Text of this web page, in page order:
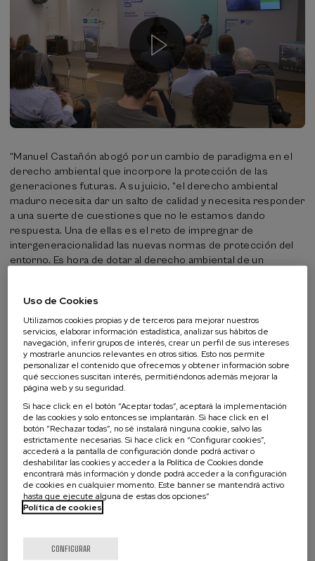
“Manuel Castañón abogó por un cambio de paradigma en el
derecho ambiental que incorpore la protección de las
generaciones futuras. A su juicio, “el derecho ambiental
maduro necesita dar un salto de calidad y necesita responder
a una suerte de cuestiones que no le estamos dando
respuesta. Una de ellas es el reto de impregnar de
intergeneracionalidad las nuevas normas de protección del
entorno. Es hora de dotar al derecho ambiental de un
“He identificado, al menos, 34 convenios internacionales y, al
menos, 14 constituciones de todo el mundo, donde
expresamente ya se reconoce en sus preámbulos, en su
articulado, a las generaciones futuras”, añadió Manuel
Castañón”
Asimismo, señaló la importancia que tiene otorgar
personalidad jurídica a las generaciones aún por nacer, lo que
dotaría al derecho ambiental de herramientas legales
eficaces para defender los derechos de las personas que
vivirán en el futuro. En este sentido, y ante la existencia de
“resistencias” en el mundo del derecho, explicó que
entidades abstractas como la naturaleza o, el caso español,
el Mar Menor, ya han sido dotadas de personalidad jurídica.
Una herramienta fundamental para llevar a cabo el cambio de
paradigma en el derecho ambiental que defiende Manuel
Uso de Cookies
Utilizamos cookies propias y de terceros para mejorar nuestros
servicios, elaborar información estadística, analizar sus hábitos de
navegación, inferir grupos de interés, crear un perfil de sus intereses
y mostrarle anuncios relevantes en otros sitios. Esto nos permite
personalizar el contenido que ofrecemos y obtener información sobre
qué secciones suscitan interés, permitiéndonos además mejorar la
página web y su seguridad.
Si hace click en el botón “Aceptar todas”, aceptará la implementación
de las cookies y solo entonces se implantarán. Si hace click en el
botón “Rechazar todas”, no sé instalará ninguna cookie, salvo las
estrictamente necesarias. Si hace click en “Configurar cookies”,
accederá a la pantalla de configuración donde podrá activar o
deshabilitar las cookies y acceder a la Política de Cookies donde
encontrará más información y donde podrá acceder a la configuración
de cookies en cualquier momento. Este banner se mantendrá activo
hasta que ejecute alguna de estas dos opciones”
Política de cookies
CONFIGURAR